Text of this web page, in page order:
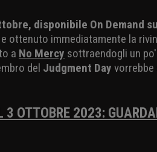
disponibile On Demand
ottenuto immediatamente la
a No Mercy sottraendogli un
del Judgment Day
3 OTTOBRE 2023: